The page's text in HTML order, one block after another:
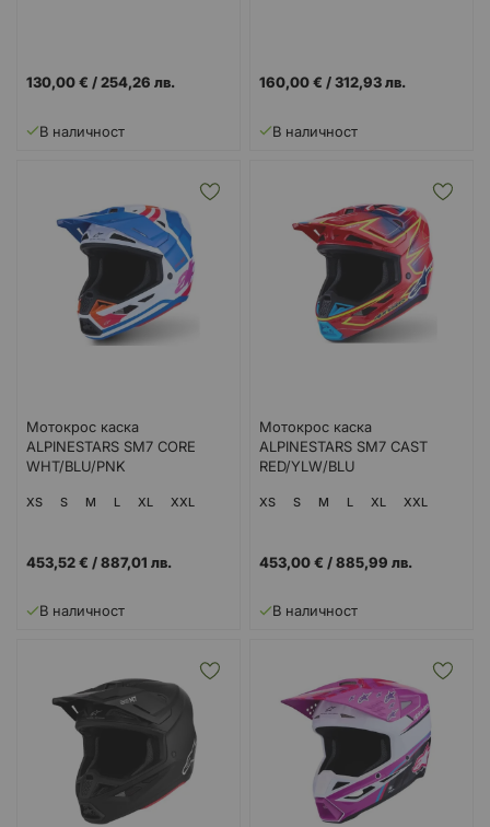
130,00 € /254,26 лв.
В наличност
160,00 € /312,93 лв.
В наличност
Мотокрос каска
ALPINESTARS SM7 CORE
WHT/BLU/PNK
XS S M L XL XXL
453,52 € /887,01 лв.
В наличност
Мотокрос каска
ALPINESTARS SM7 CAST
RED/YLW/BLU
XS S M L XL XXL
453,00 € /885,99 лв.
В наличност